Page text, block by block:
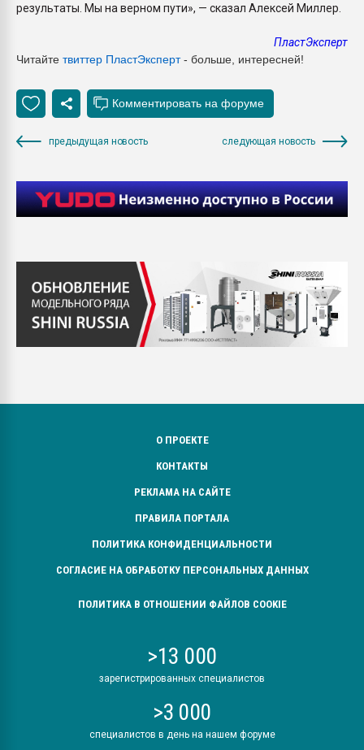
результаты. Мы на верном пути», — сказал Алексей Миллер.
ПластЭксперт
Читайте твиттер ПластЭксперт- больше, интересней!
предыдущая новость следующая новость
О ПРОЕКТЕ
КОНТАКТЫ
РЕКЛАМА НА САЙТЕ
ПРАВИЛА ПОРТАЛА
ПОЛИТИКА КОНФИДЕНЦИАЛЬНОСТИ
СОГЛАСИЕ НА ОБРАБОТКУ ПЕРСОНАЛЬНЫХ ДАННЫХ
ПОЛИТИКА В ОТНОШЕНИИ ФАЙЛОВ COOKIE
>13 000
зарегистрированных специалистов
>3 000
специалистов в день на нашем форуме